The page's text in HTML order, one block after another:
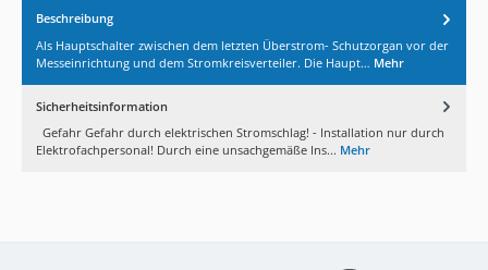
Beschreibung
Als Hauptschalter zwischen dem letzten Überstrom- Schutzorgan vor der
Messeinrichtung und dem Stromkreisverteiler. Die Haupt… Mehr
Sicherheitsinformation
Gefahr Gefahr durch elektrischen Stromschlag! - Installation nur durch
Elektrofachpersonal! Durch eine unsachgemäße Ins... Mehr